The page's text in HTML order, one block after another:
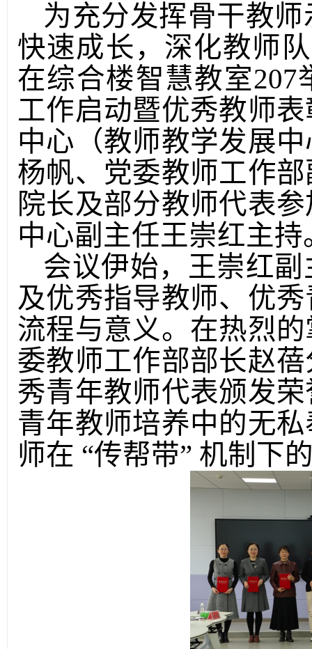
为充分发挥骨干教
快速成长，深化教师
在综合楼智慧教室207
工作启动暨优秀教师
中心 （教师教学发展
杨帆、党委教师工作
院长及部分教师代表参
中心副主任王崇红主持
会议伊始，王崇红
及优秀指导教师、优
流程与意义。在热烈
委教师工作部部长赵蓓
秀青年教师代表颁发
青年教师培养中的无
师在 “传帮带” 机制下